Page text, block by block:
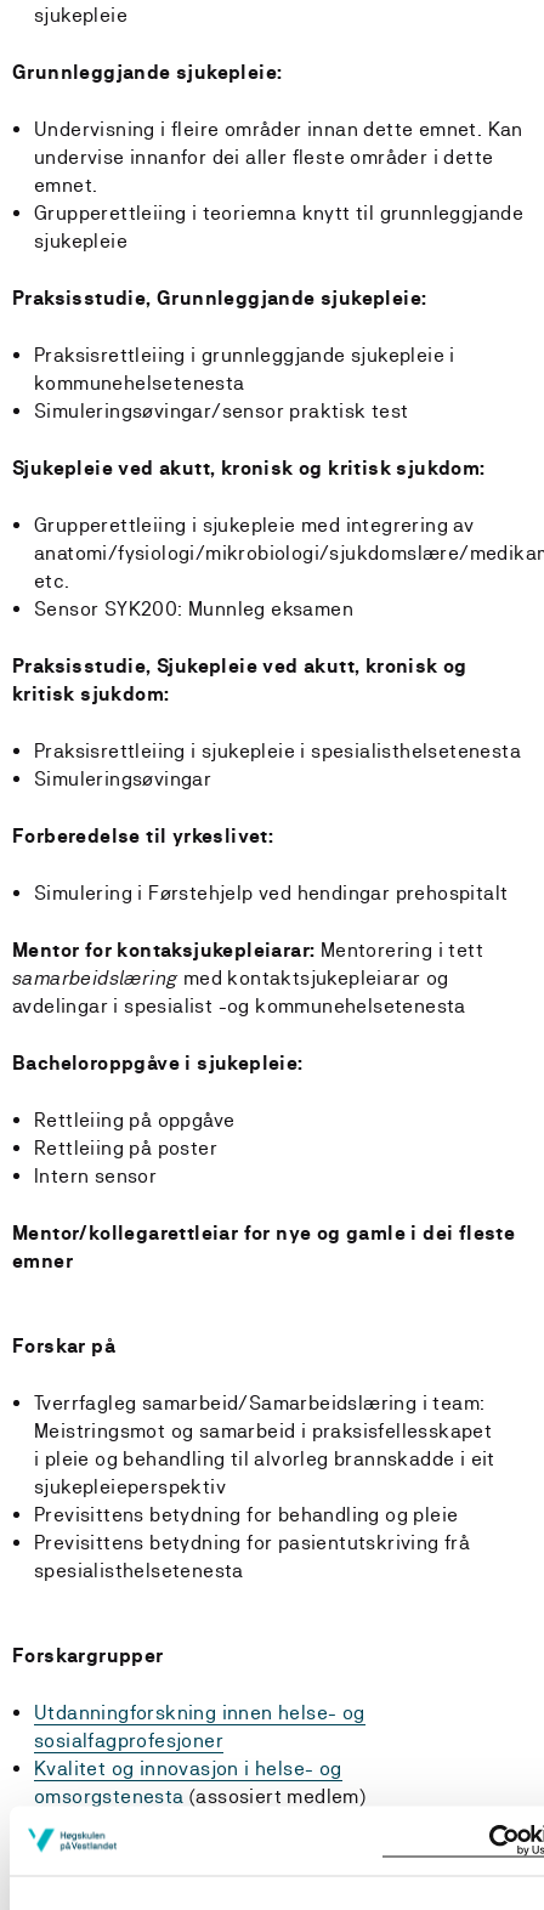
sjukepleie
Grunnleggjande sjukepleie:
Undervisning i fleire områder innan dette emnet. Kan
undervise innanfor dei aller fleste områder i dette
emnet.
Grupperettleiing i teoriemna knytt til grunnleggjande
sjukepleie
Praksisstudie, Grunnleggjande sjukepleie:
Praksisrettleiing i grunnleggjande sjukepleie i
kommunehelsetenesta
Simuleringsøvingar/sensor praktisk test
Sjukepleie ved akutt, kronisk og kritisk sjukdom:
Grupperettleiing i sjukepleie med integrering av
anatomi/fysiologi/mikrobiologi/sjukdomslære/
etc.
Sensor SYK200: Munnleg eksamen
Praksisstudie, Sjukepleie ved akutt, kronisk og
kritisk sjukdom:
Praksisrettleiing i sjukepleie i spesialisthelsetenesta
Simuleringsøvingar
Forberedelse til yrkeslivet:
Simulering i Førstehjelp ved hendingar prehospitalt
Mentor for kontaksjukepleiarar: Mentorering i tett
samarbeidslæringmed kontaktsjukepleiarar og
avdelingar i spesialist -og kommunehelsetenesta
Bacheloroppgåve i sjukepleie:
Rettleiing på oppgåve
Rettleiing på poster
Intern sensor
Mentor/kollegarettleiar for nye og gamle i dei fleste
emner
Forskar på
Tverrfagleg samarbeid/Samarbeidslæring i team:
Meistringsmot og samarbeid i praksisfellesskapet
i pleie og behandling til alvorleg brannskadde i eit
sjukepleieperspektiv
Previsittens betydning for behandling og pleie
Previsittens betydning for pasientutskriving frå
spesialisthelsetenesta
Forskargrupper
Utdanningforskning innen helse- og
sosialfagprofesjoner
Kvalitet og innovasjon i helse- og
omsorgstenesta (assosiert medlem)